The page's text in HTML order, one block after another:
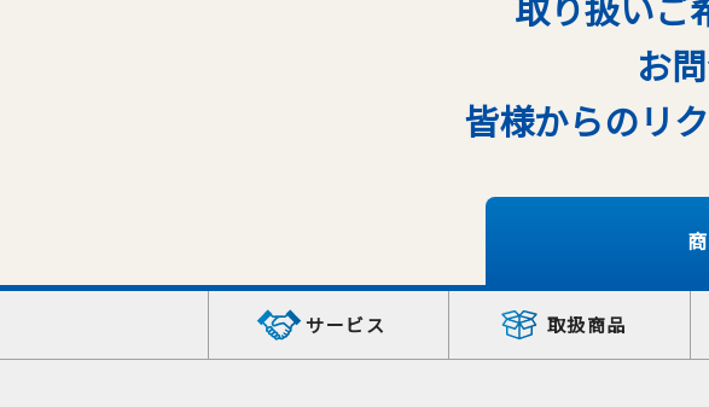
お
皆様からのリ
サービス 取扱商品